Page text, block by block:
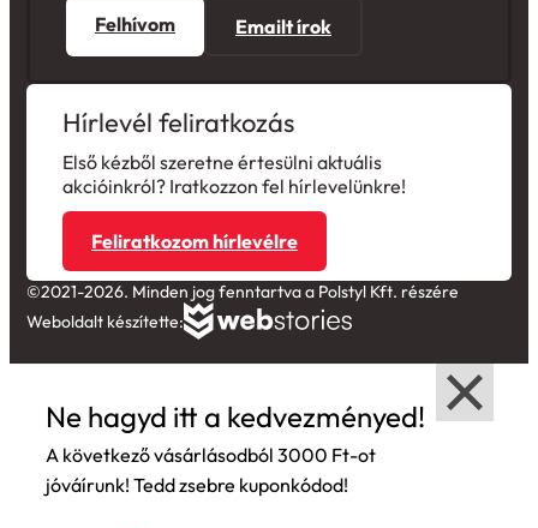
Felhívom Emailt írok
Hírlevél feliratkozás
Első kézből szeretne értesülni aktuális
akcióinkról? Iratkozzon fel hírlevelünkre!
Feliratkozom hírlevélre
©2021-2026. Minden jog fenntartva a Polstyl Kft. részére
Weboldalt készítette:
Ne hagyd itt a kedvezményed!
A következő vásárlásodból 3000 Ft-ot
jóváírunk! Tedd zsebre kuponkódod!